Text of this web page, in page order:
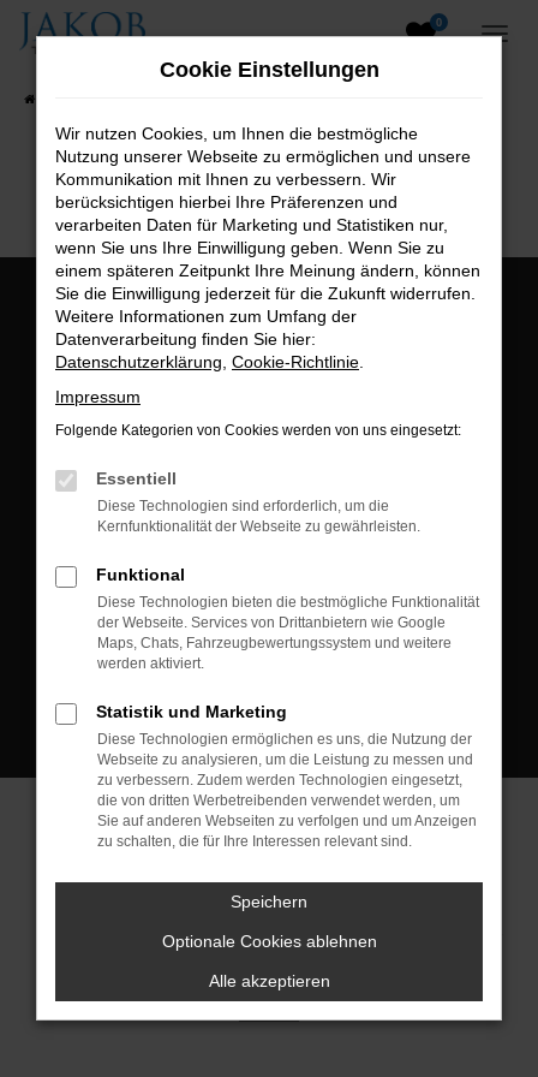
Zum
0
B2B-Shop
Öffnungszeiten:
Montag bis Freitag:
Postadresse:
Kontakt:
Tel.: +49 3745 760 90 20
Fax: +49 3745 760 90 21
Mail: fj@jakob-trading.com
Cookie Einstellungen
© 2026 Jakob Trading GmbH | Neustädter Straße 1 | DE-08223
Neustadt/Vogtland | fj@jakob-trading.com | Webdesign by audaris.de
Cookie Einstellungen
Wir nutzen Cookies, um Ihnen die bestmögliche
Nutzung unserer Webseite zu ermöglichen und unsere
Kommunikation mit Ihnen zu verbessern. Wir
berücksichtigen hierbei Ihre Präferenzen und
verarbeiten Daten für Marketing und Statistiken nur,
wenn Sie uns Ihre Einwilligung geben. Wenn Sie zu
einem späteren Zeitpunkt Ihre Meinung ändern, können
Sie die Einwilligung jederzeit für die Zukunft widerrufen.
Weitere Informationen zum Umfang der
Datenverarbeitung finden Sie hier:
Datenschutzerklärung Cookie-Richtlinie
Impressum
Folgende Kategorien von Cookies werden von uns eingesetzt:
Essentiell
Diese Technologien sind erforderlich, um die
Kernfunktionalität der Webseite zu gewährleisten.
Funktional
Diese Technologien bieten die bestmögliche Funktionalität
der Webseite. Services von Drittanbietern wie Google
Maps, Chats, Fahrzeugbewertungssystem und weitere
werden aktiviert.
Statistik und Marketing
Diese Technologien ermöglichen es uns, die Nutzung der
Webseite zu analysieren, um die Leistung zu messen und
zu verbessern. Zudem werden Technologien eingesetzt,
die von dritten Werbetreibenden verwendet werden, um
Sie auf anderen Webseiten zu verfolgen und um Anzeigen
zu schalten, die für Ihre Interessen relevant sind.
Speichern
Optionale Cookies ablehnen
Alle akzeptieren